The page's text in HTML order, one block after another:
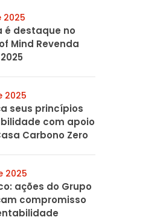
2025
é destaque no
Mind Revenda
2025
seus princípios
com apoio
Carbono Zero
2025
ações do Grupo
compromisso